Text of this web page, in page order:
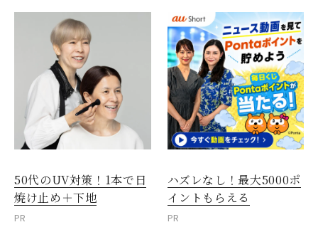
50代のUV対策！1本で日
焼け止め＋下地
PR
ハズレなし！最大5000ポ
イントもらえる
PR